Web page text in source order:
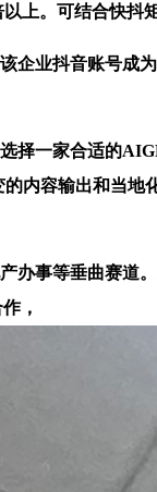
上。可结合快抖
业抖音账号成
一家合适的
内容输出和当
事等垂曲赛道
，